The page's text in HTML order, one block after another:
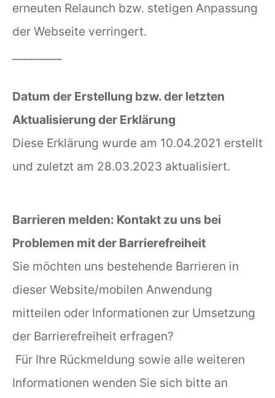
erneuten Relaunch bzw. stetigen Anpassung
der Webseite verringert.
Datum der Erstellung bzw. der letzten
Aktualisierung der Erklärung
Diese Erklärung wurde am 10.04.2021 erstellt
und zuletzt am 28.03.2023 aktualisiert.
Barrieren melden: Kontakt zu uns bei
Problemen mit der Barrierefreiheit
Sie möchten uns bestehende Barrieren in
dieser Website/mobilen Anwendung
mitteilen oder Informationen zur Umsetzung
der Barrierefreiheit erfragen?
Für Ihre Rückmeldung sowie alle weiteren
Informationen wenden Sie sich bitte an